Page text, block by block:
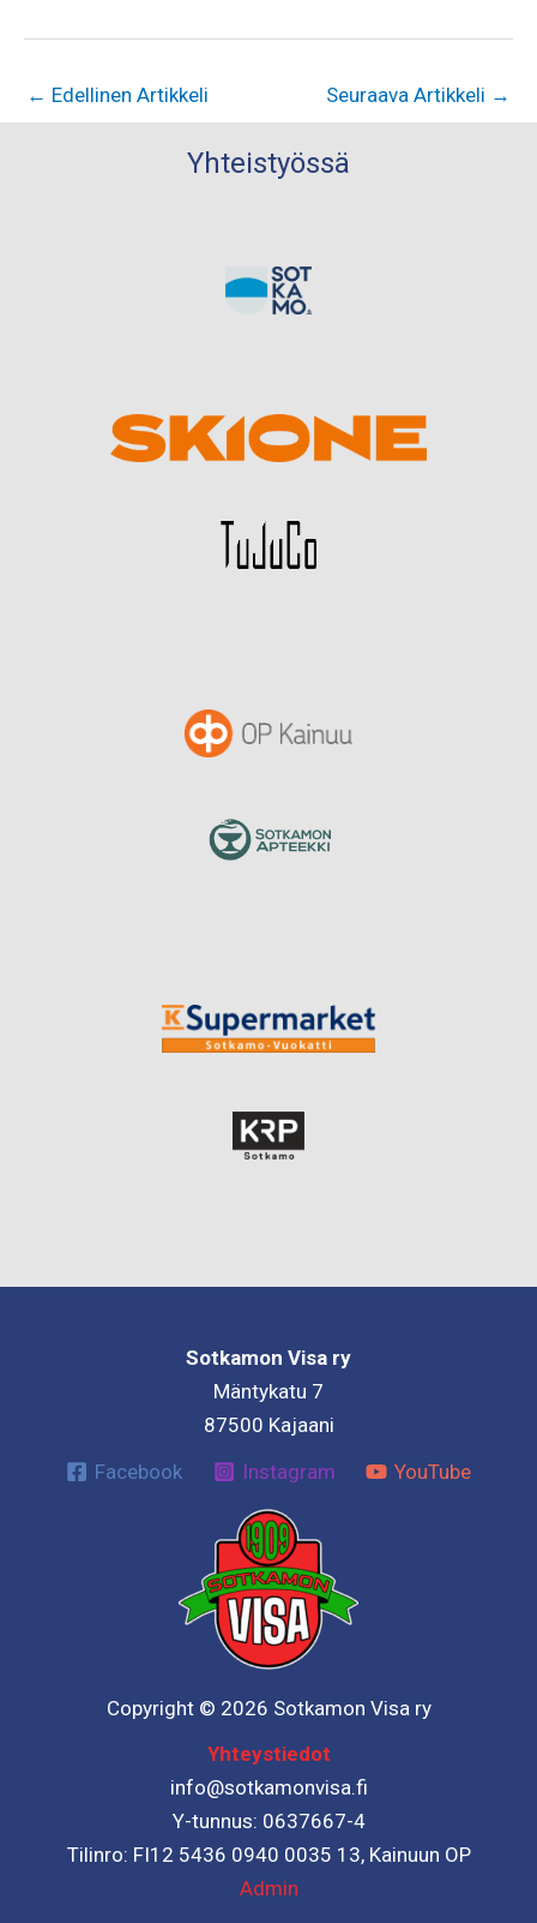
← Edellinen Artikkeli Seuraava Artikkeli →
Yhteistyössä
Sotkamon Visa ry
Mäntykatu 7
87500 Kajaani
Facebook
Instagram YouTube
Copyright © 2026 Sotkamon Visa ry
Yhteystiedot
info@sotkamonvisa.fi
Y-tunnus: 0637667-4
Tilinro: FI12 5436 0940 0035 13, Kainuun OP
Admin